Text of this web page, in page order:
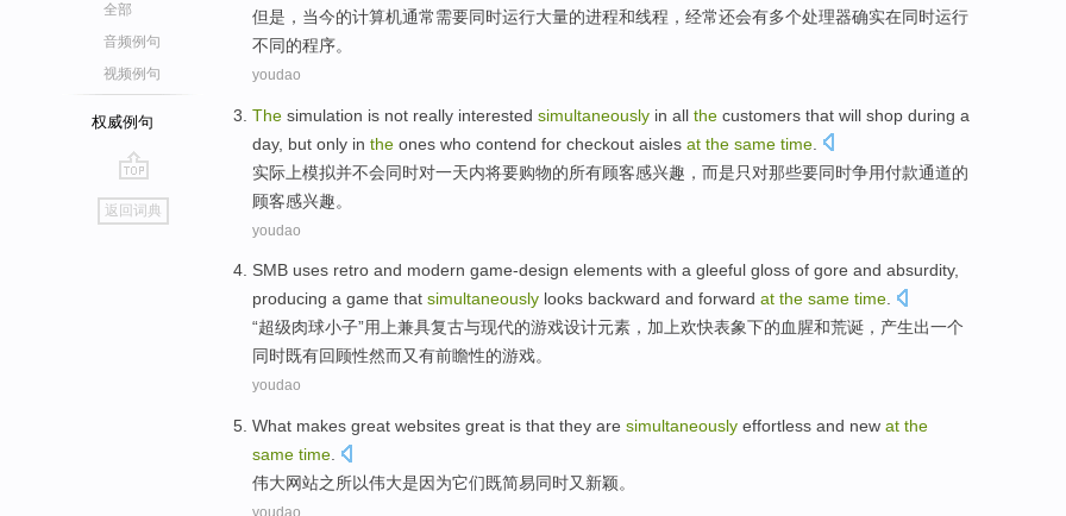
全部
音频例句
视频例句
权威例句
go
top
返回词典
但是 ， 当今的计算机通常需要同时运行大量的进程和线程 ， 经常还会有多个处理器确实在同时运行
不同的程序。
youdao
The simulation is not really interested simultaneously in all the customers that will shop during a
day, but only in the ones who contend for checkout aisles at the same time
实际上模拟并不会同时对一天内将要购物的所有顾客感兴趣， 而是只 对那些要同时争用付款通道的
顾客感兴趣。
youdao
SMB uses retro and modern game-design elements with a gleeful gloss of gore and absurdity,
producing a game that simultaneously looks backward and forward at the same time.
“超级肉球小子”用上兼具复古与现代的游戏设计元素 ， 加上欢快表象下的血腥和荒诞 ， 产生出一个
同时既有回顾性然而又有前瞻性的游戏。
youdao
What makes great websites great is that they are simultaneously effortless and new at the
same time
伟大网站之所以伟大是因为它们既简易同时又新颖。
youdao